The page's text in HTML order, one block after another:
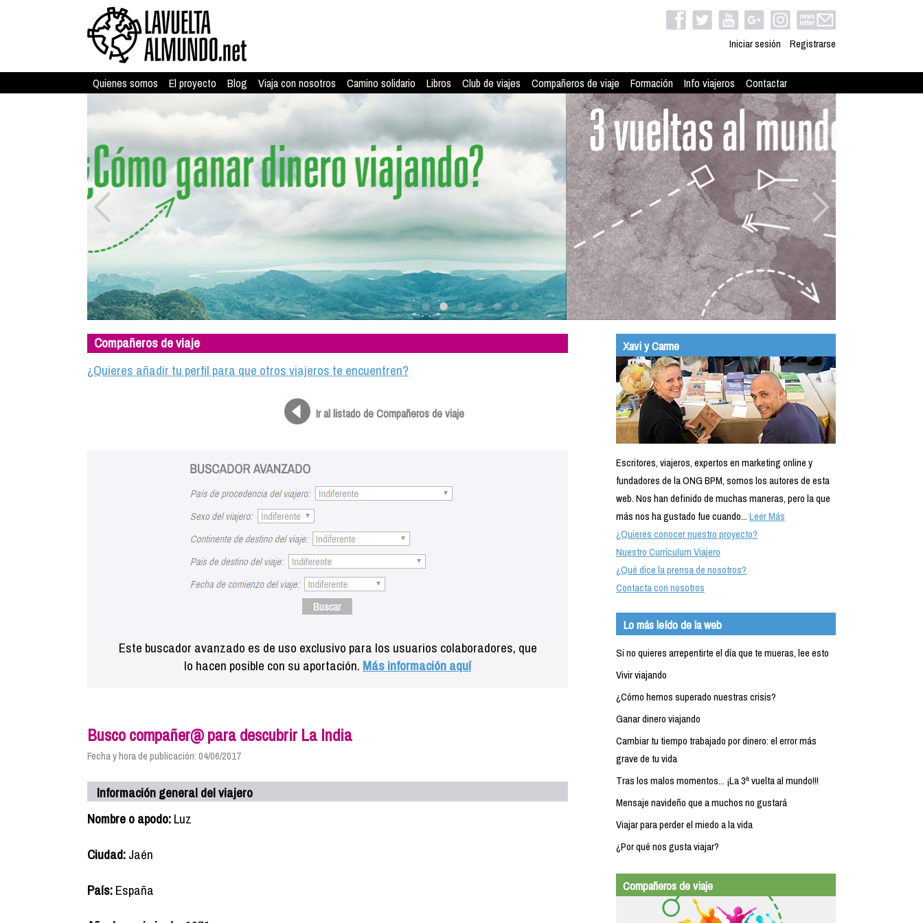
Iniciar sesión Registrarse
Quienes somos El proyecto Blog Viaja con nosotros Camino solidario Libros Club de viajes Compañeros de viaje Formación Info viajeros Contactar
Compañeros de viaje
¿Quieres añadir tu perfil para que otros viajeros te encuentren?
Ir al listado de Compañeros de viaje
Este buscador avanzado es de uso exclusivo para los usuarios colaboradores, que
lo hacen posible con su aportación. Más información aquí
Busco compañer@ para descubrir La India
Fecha y hora de publicación: 04/06/2017
Información general del viajero
Nombre o apodo:Luz
Ciudad:Jaén
País:España
Xavi y Carme
Escritores, viajeros, expertos en marketing online y
fundadores de la ONG BPM, somos los autores de esta
web. Nos han definido de muchas maneras, pero la que
más nos ha gustado fue cuando...Leer Más
¿Quieres conocer nuestro proyecto?
Nuestro Currículum Viajero
¿Qué dice la prensa de nosotros?
Contacta con nosotros
Lo más leído de la web
Si no quieres arrepentirte el día que te mueras, lee esto
Vivir viajando
¿Cómo hemos superado nuestras crisis?
Ganar dinero viajando
Cambiar tu tiempo trabajado por dinero: el error más
grave de tu vida
Tras los malos momentos... ¡La 3ª vuelta al mundo!!!
Mensaje navideño que a muchos no gustará
Viajar para perder el miedo a la vida
¿Por qué nos gusta viajar?
Compañeros de viaje